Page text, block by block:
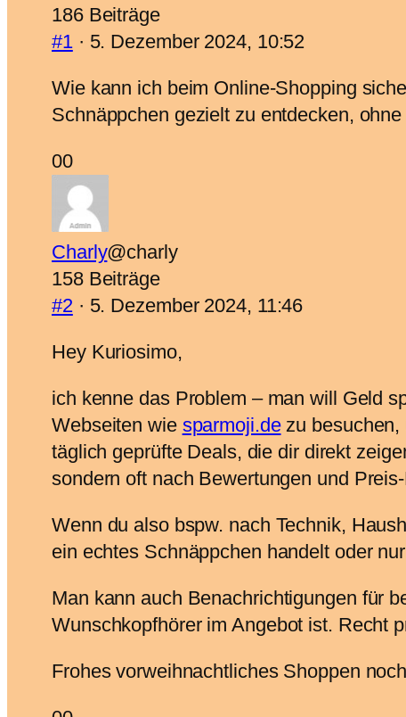
186 Beiträge
#1· 5. Dezember 2024, 10:52
Wie kann ich beim Online-Shopping
Schnäppchen gezielt zu entdecken,
Anklicken
für
Daumen
nach
unten.
0Anklicken
für
Daumen
nach
oben.
0
Charly@charly
158 Beiträge
#2 · 5. Dezember 2024, 11:46
Hey Kuriosimo,
ich kenne das Problem – man will Geld
Webseiten wie sparmoji.dezu besuchen,
täglich geprüfte Deals, die dir direkt
sondern oft nach Bewertungen und
Wenn du also bspw. nach Technik,
ein echtes Schnäppchen handelt oder
Man kann auch Benachrichtigungen für
Wunschkopfhörer im Angebot ist. Recht
Frohes vorweihnachtliches Shoppen